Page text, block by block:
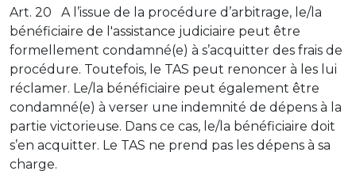
Art. 20 A l’issue de la procédure d’arbitrage, le/la
bénéficiaire de l'assistance judiciaire peut être
formellement condamné(e) à s’acquitter des frais de
procédure. Toutefois, le TAS peut renoncer à les lui
réclamer. Le/la bénéficiaire peut également être
condamné(e) à verser une indemnité de dépens à la
partie victorieuse. Dans ce cas, le/la bénéficiaire doit
s’en acquitter. Le TAS ne prend pas les dépens à sa
charge.